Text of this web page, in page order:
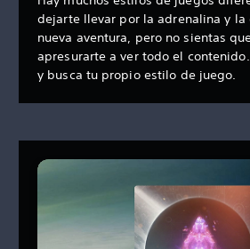
dejarte llevar por la adrenalina y la
nueva aventura, pero no sientas
apresurarte a ver todo el
y busca tu propio estilo de juego.